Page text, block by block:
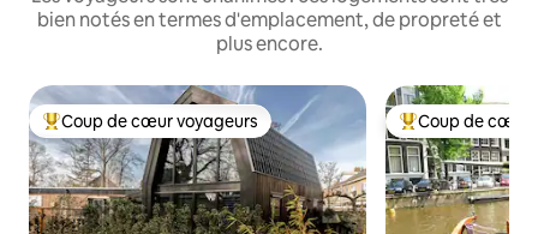
bien notés en termes d'emplacement, de propreté et
plus encore.
Coups de cœur voyageurs les plus appréciés
Coup de cœur voyageurs Coups de cœur
Coup de cœur